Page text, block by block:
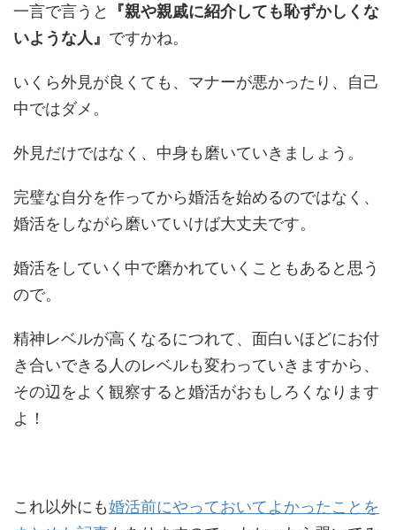
一言で言うと
『親や親戚に紹介しても恥ずかしくな
いような人』 ですかね。
いくら外見が良くても、マナーが悪かったり、自己
中ではダメ。
外見だけではなく、中身も磨いていきましょう。
完璧な自分を作ってから婚活を始めるのではなく、
婚活をしながら磨いていけば大丈夫です。
婚活をしていく中で磨かれていくこともあると思う
ので。
精神レベルが高くなるにつれて、面白いほどにお付
き合いできる人のレベルも変わっていきますから、
その辺をよく観察すると婚活がおもしろくなります
よ！
これ以外にも婚活前にやっておいてよかったことを